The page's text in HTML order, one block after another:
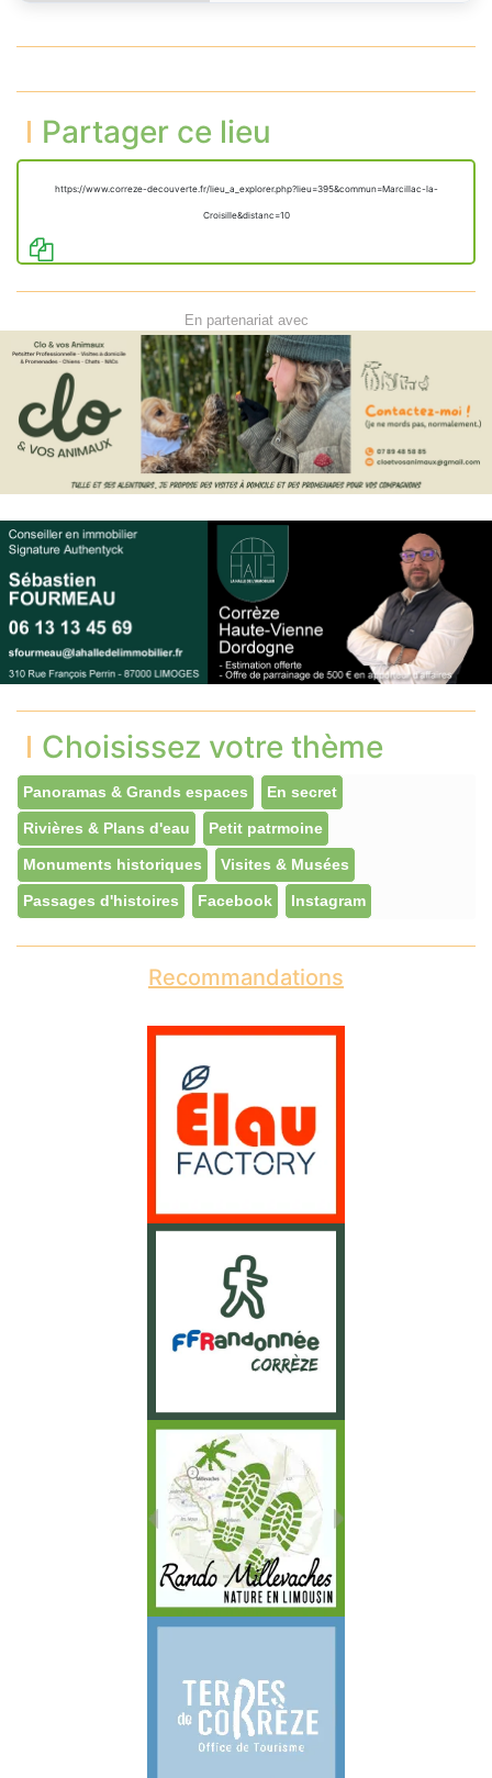
Partager ce lieu
https://www.correze-decouverte.fr/lieu_a_explorer.php?lieu=395&commun=Marcillac-la-
Croisille&distanc=10
En partenariat avec
Choisissez votre thème
Panoramas & Grands espaces En secret
Rivières & Plans d'eau Petit patrmoine
Monuments historiques Visites & Musées
Passages d'histoires Facebook Instagram
Recommandations